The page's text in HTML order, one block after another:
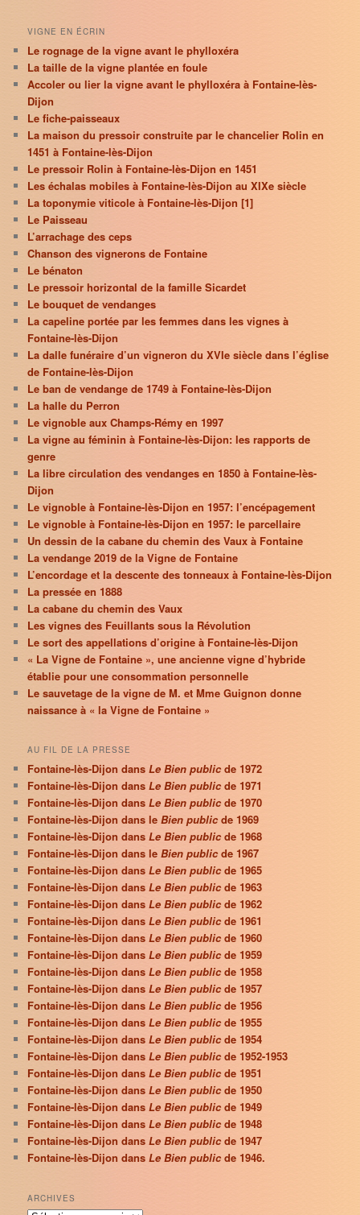
VIGNE EN ÉCRIN
Le rognage de la vigne avant le phylloxéra
La taille de la vigne plantée en foule
Accoler ou lier la vigne avant le phylloxéra à Fontaine-lès-
Dijon
Le fiche-paisseaux
La maison du pressoir construite par le chancelier Rolin en
1451 à Fontaine-lès-Dijon
Le pressoir Rolin à Fontaine-lès-Dijon en 1451
Les échalas mobiles à Fontaine-lès-Dijon au XIXe siècle
La toponymie viticole à Fontaine-lès-Dijon [1]
Le Paisseau
L’arrachage des ceps
Chanson des vignerons de Fontaine
Le bénaton
Le pressoir horizontal de la famille Sicardet
Le bouquet de vendanges
La capeline portée par les femmes dans les vignes à
Fontaine-lès-Dijon
La dalle funéraire d’un vigneron du XVIe siècle dans l’église
de Fontaine-lès-Dijon
Le ban de vendange de 1749 à Fontaine-lès-Dijon
La halle du Perron
Le vignoble aux Champs-Rémy en 1997
La vigne au féminin à Fontaine-lès-Dijon: les rapports de
genre
La libre circulation des vendanges en 1850 à Fontaine-lès-
Dijon
Le vignoble à Fontaine-lès-Dijon en 1957: l’encépagement
Le vignoble à Fontaine-lès-Dijon en 1957: le parcellaire
Un dessin de la cabane du chemin des Vaux à Fontaine
La vendange 2019 de la Vigne de Fontaine
L’encordage et la descente des tonneaux à Fontaine-lès-Dijon
La pressée en 1888
La cabane du chemin des Vaux
Les vignes des Feuillants sous la Révolution
Le sort des appellations d’origine à Fontaine-lès-Dijon
« La Vigne de Fontaine », une ancienne vigne d’hybride
établie pour une consommation personnelle
Le sauvetage de la vigne de M. et Mme Guignon donne
naissance à « la Vigne de Fontaine »
AU FIL DE LA PRESSE
Fontaine-lès-Dijon dansLe Bien publicde 1972
Fontaine-lès-Dijon dansLe Bien publicde 1971
Fontaine-lès-Dijon dansLe Bien public de 1970
Fontaine-lès-Dijon dans leBien publicde 1969
Fontaine-lès-Dijon dansLe Bien publicde 1968
Fontaine-lès-Dijon dans leBien publicde 1967
Fontaine-lès-Dijon dansLe Bien publicde 1965
Fontaine-lès-Dijon dansLe Bien publicde 1963
Fontaine-lès-Dijon dansLe Bien public de 1962
Fontaine-lès-Dijon dansLe Bien publicde 1961
Fontaine-lès-Dijon dansLe Bien publicde 1960
Fontaine-lès-Dijon dansLe Bien public de 1959
Fontaine-lès-Dijon dansLe Bien publicde 1958
Fontaine-lès-Dijon dansLe Bien publicde 1957
Fontaine-lès-Dijon dansLe Bien public de 1956
Fontaine-lès-Dijon dansLe Bien publicde 1955
Fontaine-lès-Dijon dansLe Bien publicde 1954
Fontaine-lès-Dijon dansLe Bien public de 1952-1953
Fontaine-lès-Dijon dansLe Bien publicde 1951
Fontaine-lès-Dijon dansLe Bien publicde 1950
Fontaine-lès-Dijon dansLe Bien public de 1949
Fontaine-lès-Dijon dansLe Bien publicde 1948
Fontaine-lès-Dijon dansLe Bien publicde 1947
Fontaine-lès-Dijon dansLe Bien public de 1946.
ARCHIVES